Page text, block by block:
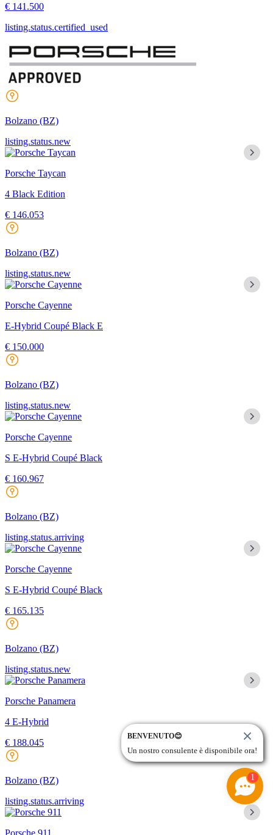
€ 141.500
listing.status.certified_used
Bolzano (BZ)
listing.status.new
Porsche Taycan
4 Black Edition
€ 146.053
Bolzano (BZ)
listing.status.new
Porsche Cayenne
E-Hybrid Coupé Black E
€ 150.000
Bolzano (BZ)
listing.status.new
Porsche Cayenne
S E-Hybrid Coupé Black
€ 160.967
Bolzano (BZ)
listing.status.arriving
Porsche Cayenne
S E-Hybrid Coupé Black
€ 165.135
Bolzano (BZ)
listing.status.new
Porsche Panamera
4 E-Hybrid
€ 188.045
Bolzano (BZ)
listing.status.arriving
Porsche 911
1
BENVENUTO😊
Un nostro consulente è disponibile ora!